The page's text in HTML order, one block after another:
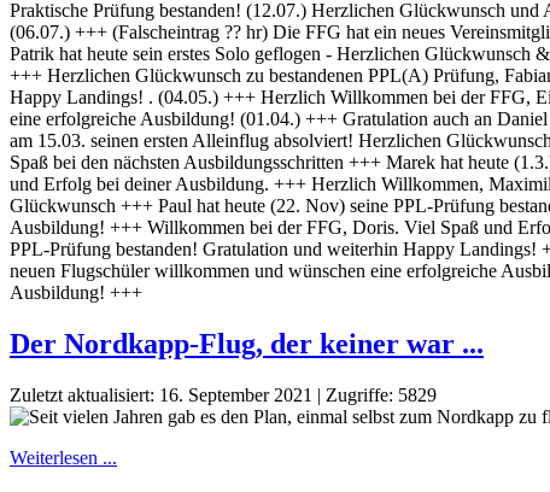
Der Nordkapp-Flug, der keiner war ...
Zuletzt aktualisiert: 16. September 2021 | Zugriffe: 5829
Weiterlesen ...